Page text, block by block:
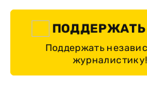
ПОДДЕРЖАТЬ
Поддержать
журналистику!